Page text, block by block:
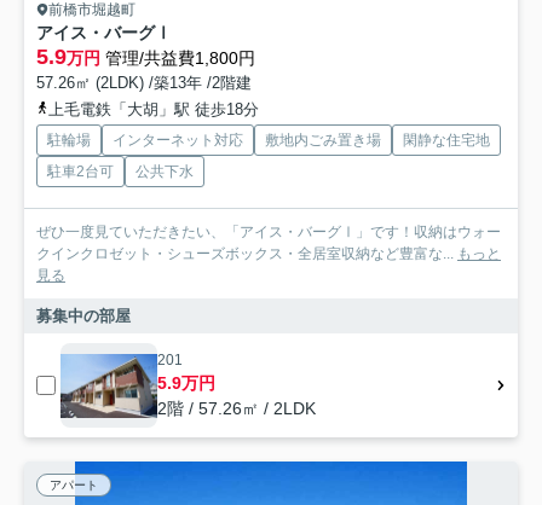
前橋市堀越町
アイス・バーグⅠ
5.9万円 管理/共益費1,800円
57.26㎡ (2LDK) /築13年 /2階建
上毛電鉄「大胡」駅 徒歩18分
駐輪場 インターネット対応 敷地内ごみ置き場
閑静な住宅地
駐車2台可
公共下水
ぜひ一度見ていただきたい、「アイス・バーグⅠ」です！収納はウォー
クインクロゼット・シューズボックス・全居室収納など豊富な... もっと
見る
募集中の部屋
201
5.9万円
2階 / 57.26㎡ / 2LDK
アパート